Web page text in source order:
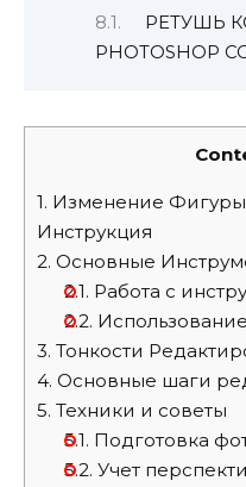
РЕТУШЬ
PHOTOSHOP
1. Изменение
Инструкция
2. Основные
2.1. Работа с
2.2.
3. Тонкости
4. Основные шаги
5. Техники и советы
5.1. Подготовка
5.2. Учет